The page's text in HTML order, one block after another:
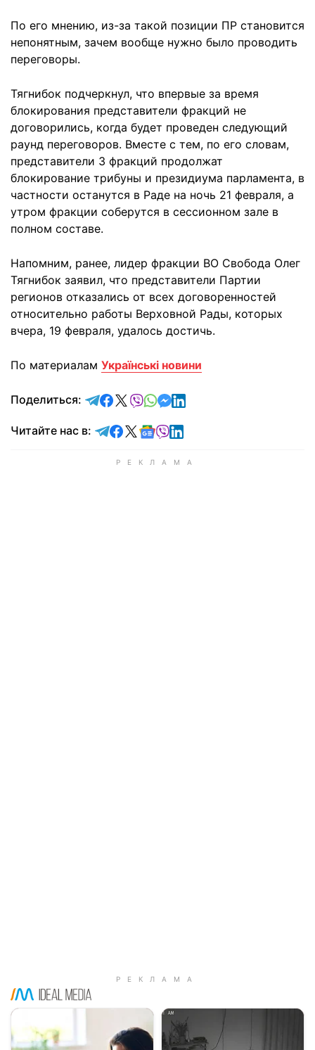
По его мнению, из-за такой позиции ПР становится
непонятным, зачем вообще нужно было проводить
переговоры.
Тягнибок подчеркнул, что впервые за время
блокирования представители фракций не
договорились, когда будет проведен следующий
раунд переговоров. Вместе с тем, по его словам,
представители 3 фракций продолжат
блокирование трибуны и президиума парламента, в
частности останутся в Раде на ночь 21 февраля, а
утром фракции соберутся в сессионном зале в
полном составе.
Напомним, ранее, лидер фракции ВО Свобода Олег
Тягнибок заявил, что представители Партии
регионов отказались от всех договоренностей
относительно работы Верховной Рады, которых
вчера, 19 февраля, удалось достичь.
По материалам Українські новини
Поделиться: отправить в Telegram
поделиться в Facebook
поделиться в X
отправить в Viber
отправить в Whatsapp
отправить в Messenger
отправить в LinkedIn
Читайте нас в: Читайте в Telegram
Читайте в Facebook
Читайте в X
Читайте в Google news
Читайте в Viber
Читайте в LinkedIn